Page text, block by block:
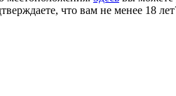
что вам не менее 18